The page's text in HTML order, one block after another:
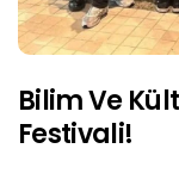
Bilim Ve
Festivali!